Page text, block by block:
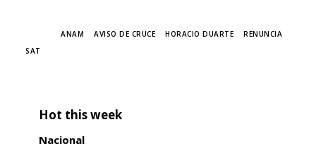
ANAM AVISO DE CRUCE HORACIO DUARTE
RENUNCIA
SAT
Hot this week
Nacional